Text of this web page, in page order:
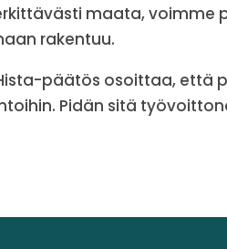
maata, voimme
rakentuu.
päätös osoittaa,
Pidän sitä